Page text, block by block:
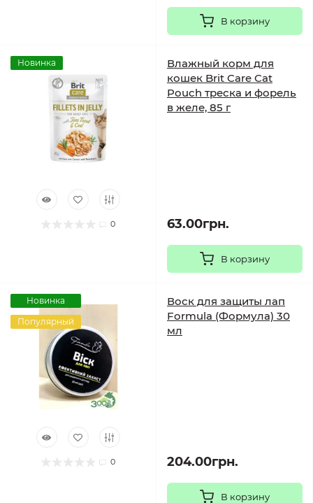
В корзину
Новинка
0
Влажный корм для
кошек Brit Care Cat
Pouch треска и форель
в желе, 85 г
63.00грн.
В корзину
Новинка
Популярный
0
Воск для защиты лап
Formula (Формула) 30
мл
204.00грн.
В корзину